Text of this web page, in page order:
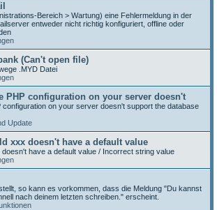
Bereich > Wartung) eine Fehlermeldung in der
entweder nicht richtig konfiguriert, offline oder
(Can't open file)
.MYD Datei
PHP configuration on your server doesn't
configuration on your server doesn't support the database
Update
xxx doesn't have a default value
have a default value / Incorrect string value
so kann es vorkommen, dass die Meldung "Du kannst
nach deinem letzten schreiben." erscheint.